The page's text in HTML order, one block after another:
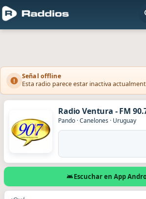
Señal offline
Esta radio parece estar inactiva
Radio Ventura - FM
Pando ·Canelones · Uruguay
Escuchar en App